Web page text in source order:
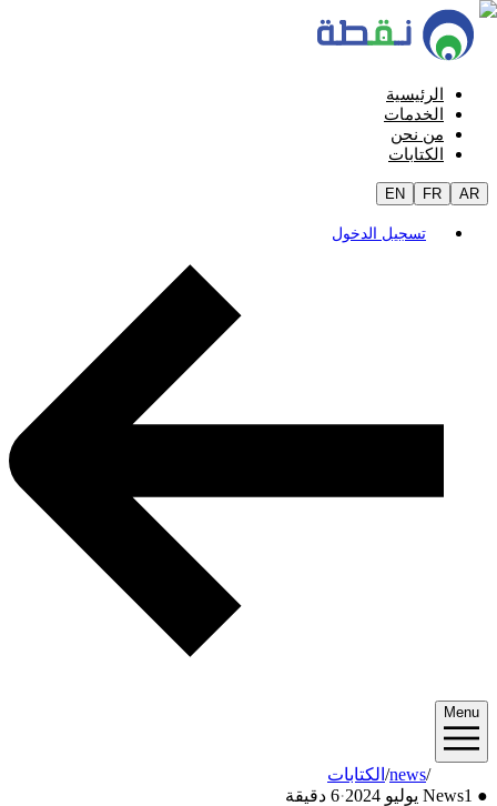
الرئيسية
الخدمات
من نحن
الكتابات
EN FR AR
تسجيل الدخول
Menu
الكتابات/news
●
News 1 يوليو 2024 ·6 دقيقة